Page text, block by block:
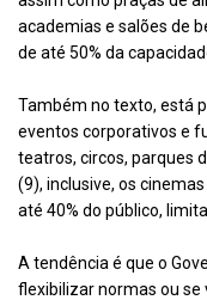
academias e salões de
de até 50% da
Também no texto, está
eventos corporativos e
teatros, circos, parques
(9), inclusive, os
até 40% do público,
A tendência é que o
flexibilizar normas ou se